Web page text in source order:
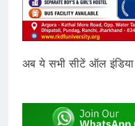
अब ये सभी सीटें ऑल इंडिया